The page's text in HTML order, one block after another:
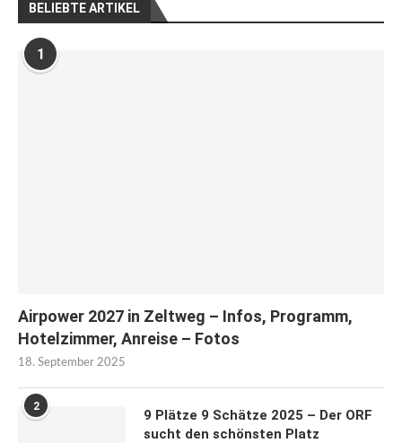
BELIEBTE ARTIKEL
1
Airpower 2027 in Zeltweg – Infos, Programm,
Hotelzimmer, Anreise – Fotos
18. September 2025
2
9 Plätze 9 Schätze 2025 – Der ORF
sucht den schönsten Platz